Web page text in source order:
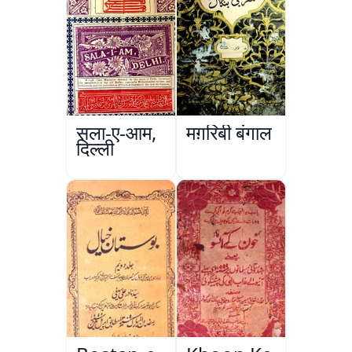
सला-ए-आम,
दिल्ली
मग़रिबी बंगाल